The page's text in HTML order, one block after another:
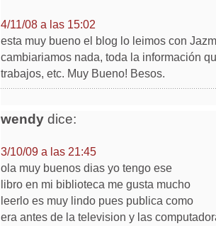
4/11/08 a las 15:02
esta muy bueno el blog lo leimos con
cambiariamos nada, toda la información
trabajos, etc. Muy Bueno! Besos.
wendydice:
3/10/09 a las 21:45
ola muy buenos dias yo tengo ese
libro en mi biblioteca me gusta mucho
leerlo es muy lindo pues publica como
era antes de la television y las